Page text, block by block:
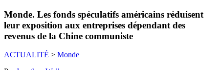
Monde. Les fonds spéculatifs américains réduisent
leur exposition aux entreprises dépendant des
revenus de la Chine communiste
ACTUALITÉ > Monde